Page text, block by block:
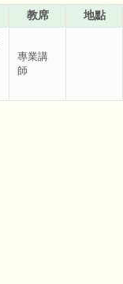
教席 地點
專業講
師